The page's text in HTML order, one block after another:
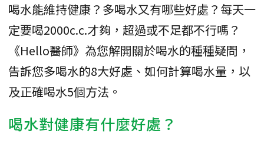
喝水能維持健康？多喝水又有哪些好處？每天一
定要喝2000c.c.才夠，超過或不足都不行嗎？
《Hello醫師》為您解開關於喝水的種種疑問，
告訴您多喝水的8大好處、如何計算喝水量，以
及正確喝水5個方法。
喝水對健康有什麼好處？